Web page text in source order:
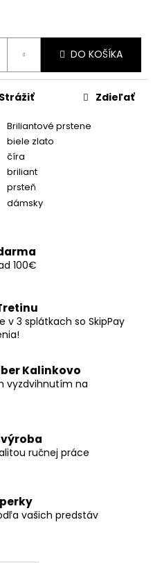
DO KOŠÍKA
Briliantové prstene
biele zlato
číra
briliant
prsteň
dámsky
Strážiť Zdieľať
100€
v 3 splátkach so SkipPay
Kalinkovo
vyzdvihnutím na
ručnej práce
vašich predstáv